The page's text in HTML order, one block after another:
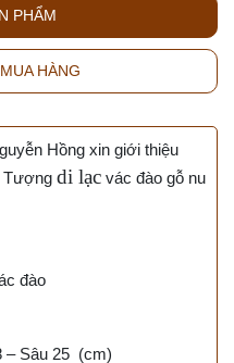
PHẨM
HÀNG
Hồng xin giới thiệu
Tượng di lạc vác đào gỗ nu
đào
– Sâu 25 (cm)